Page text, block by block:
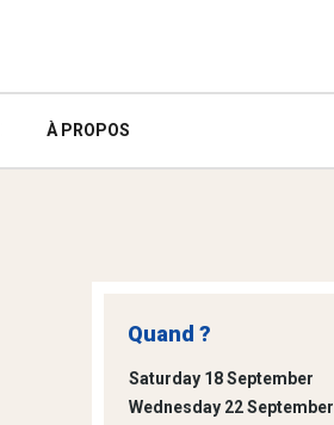
À PROPOS
Quand ?
Saturday 18 September
Wednesday 22 September